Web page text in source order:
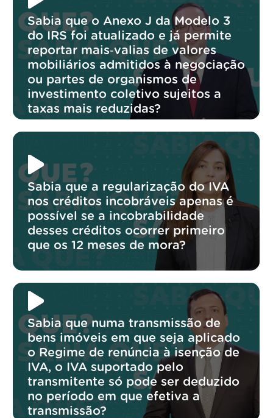
Sabia que o Anexo J da Modelo 3
do IRS foi atualizado e já permite
reportar mais‑valias de valores
mobiliários admitidos à negociação
ou partes de organismos de
investimento coletivo sujeitos a
taxas mais reduzidas?
Sabia que a regularização do IVA
nos créditos incobráveis apenas é
possível se a incobrabilidade
desses créditos ocorrer primeiro
que os 12 meses de mora?
Sabia que numa transmissão de
bens imóveis em que seja aplicado
o Regime de renúncia à isenção de
IVA, o IVA suportado pelo
transmitente só pode ser deduzido
no período em que efetiva a
transmissão?